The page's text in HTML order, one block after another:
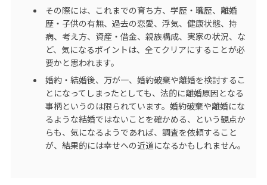
その際には、これまでの育ち方、学歴・職歴、離婚
歴・子供の有無、過去の恋愛、浮気、健康状態、持
病、考え方、資産・借金、親族構成、実家の状況、な
ど、気になるポイントは、全てクリアにすることが必
要かと思われます。
婚約・結婚後、万が一、婚約破棄や離婚を検討するこ
とになってしまったとしても、法的に離婚原因となる
事柄というのは限られています。婚約破棄や離婚にな
るような結婚ではないことを確かめる、という観点か
らも、気になるようであれば、調査を依頼すること
が、結果的には幸せへの近道になるかもしれません。